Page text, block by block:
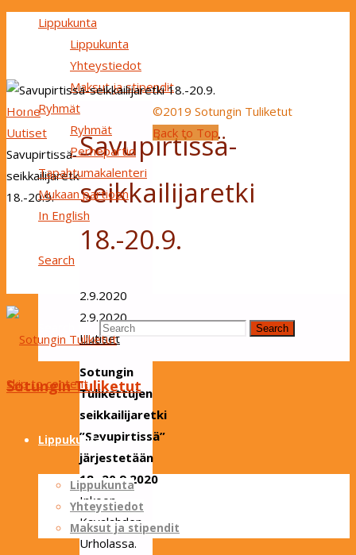
Lippukunta
Lippukunta
Yhteystiedot
Maksut ja stipendit
Ryhmät
Ryhmät
Perhepartio
Tapahtumakalenteri
Mukaan partioon
In English
Search
Search
Sotungin Tuliketut
Skip to content
Lippukunta
Lippukunta
Yhteystiedot
Maksut ja stipendit
Home
Uutiset
Savupirtissä-
seikkailijaretki
18.-20.9.
Savupirtissä-
seikkailijaretki
18.-20.9.
2.9.2020
2.9.2020
Uutiset
Sotungin
Tulikettujen
seikkailijaretki
”Savupirtissä”
järjestetään
18.-20.9.2020
Inkoon
Kavalahden
Urholassa.
©2019 Sotungin Tuliketut
Back to Top